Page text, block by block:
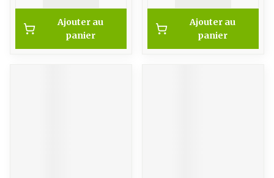
Ajouter au
panier
Ajouter au
panier